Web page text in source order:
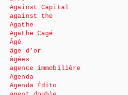
Against Capital
against the
Agathe
Agathe Cagé
Âgé
âge d’or
âgées
agence immobilière
Agenda
Agenda Édito